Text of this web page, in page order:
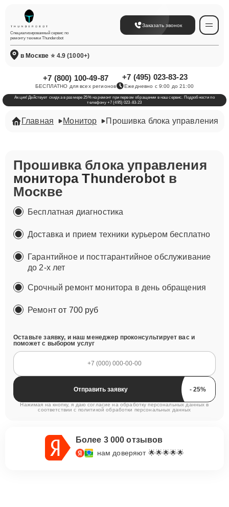
Специализированный сервис по
ремонту техники Thunderobot
Заказать звонок
в Москве ⭐ 4.9 (1000+)
+7 (800) 100-49-87
БЕСПЛАТНО для всех регионов
+7 (495) 023-83-23
Ежедневно с 9:00 до 21:00
Акция! Действует скидка в размере 25% на ремонт при первом обращении в наш сервис. Подробности по
телефону +7 (495) 023-83-23
Главная Монитор Прошивка блока управления
Прошивка блока управления
монитора Thunderobot в
Москве
Бесплатная диагностика
Доставка и прием техники курьером бесплатно
Гарантийное и постгарантийное обслуживание
до 2-х лет
Срочный ремонт монитора в день обращения
Ремонтот 700 руб
Оставьте заявку, и наш менеджер проконсультирует вас и
поможет с выбором услуг
Отправить заявку
Нажимая на кнопку, я даю согласие на обработку персональных данных в
соответствии с политикой обработки персональных данных
Более 3 000 отзывов
нам доверяют 🌟🌟🌟🌟🌟